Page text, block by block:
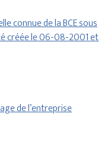
connue de la BCE sous
créée le 06-08-2001 et
de l’entreprise